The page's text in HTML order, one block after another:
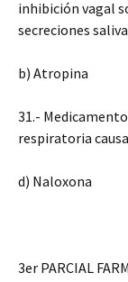
inhibición vagal
secreciones
b) Atropina
31.-
respiratoria
d) Naloxona
3er PARCIAL